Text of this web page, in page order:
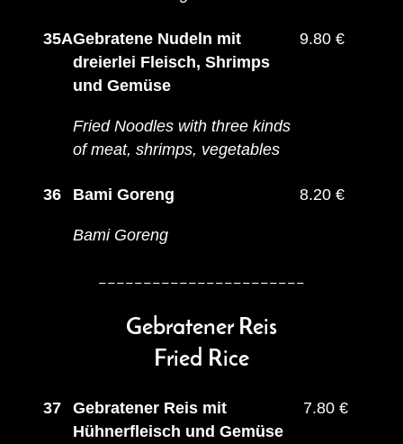
35AGebratene Nudeln mit
dreierlei Fleisch, Shrimps
und Gemüse
Fried Noodles with three kinds
of meat, shrimps, vegetables
9.80 €
36 Bami Goreng
Bami Goreng
8.20 €
_______________________
Gebratener Reis
Fried Rice
37
Gebratener Reis mit
Hühnerfleisch und Gemüse
7.80 €